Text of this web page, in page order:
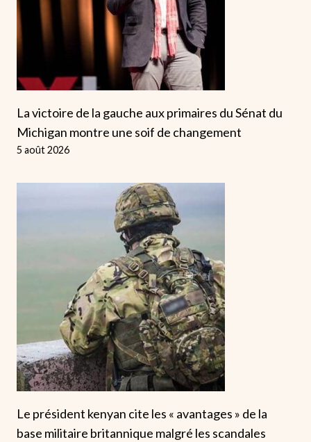
La victoire de la gauche aux primaires du Sénat du
Michigan montre une soif de changement
5 août 2026
Le président kenyan cite les « avantages » de la
base militaire britannique malgré les scandales